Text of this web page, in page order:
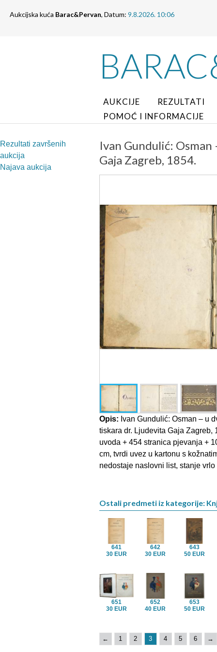
Aukcijska kuća Barac&Pervan, Datum: 9.8.2026. 10:06
AUKCIJE
REZULTATI
POMOĆ I INFORMACIJE
Rezultati završenih
aukcija
Najava aukcija
Ivan Gundulić:
Gaja Zagreb, 1854.
Opis: Ivan Gundulić: Osman – u
tiskara dr. Ljudevita Gaja Zagreb,
uvoda + 454 stranica pjevanja +
cm, tvrdi uvez u kartonu s
nedostaje naslovni list, stanje vrlo
Ostali predmeti iz kategorije:
641
30 EUR
642
30 EUR
643
50 EUR
651
30 EUR
652
40 EUR
653
50 EUR
← 1 2 3 4 5 6 →